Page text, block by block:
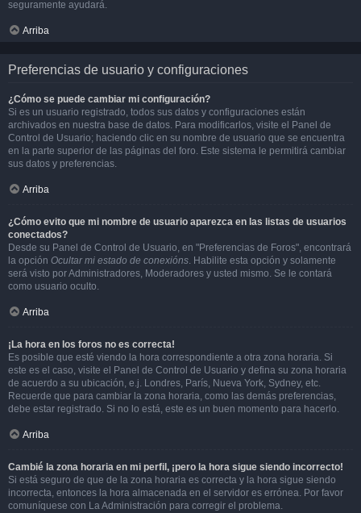
seguramente ayudará.
Arriba
Preferencias de usuario y configuraciones
¿Cómo se puede cambiar mi configuración?
Si es un usuario registrado, todos sus datos y configuraciones están
archivados en nuestra base de datos. Para modificarlos, visite el Panel de
Control de Usuario; haciendo clic en su nombre de usuario que se encuentra
en la parte superior de las páginas del foro. Este sistema le permitirá cambiar
sus datos y preferencias.
Arriba
¿Cómo evito que mi nombre de usuario aparezca en las listas de usuarios
conectados?
Desde su Panel de Control de Usuario, en "Preferencias de Foros", encontrará
la opción Ocultar mi estado de conexións. Habilite esta opción y solamente
será visto por Administradores, Moderadores y usted mismo. Se le contará
como usuario oculto.
Arriba
¡La hora en los foros no es correcta!
Es posible que esté viendo la hora correspondiente a otra zona horaria. Si
este es el caso, visite el Panel de Control de Usuario y defina su zona horaria
de acuerdo a su ubicación, e.j. Londres, París, Nueva York, Sydney, etc.
Recuerde que para cambiar la zona horaria, como las demás preferencias,
debe estar registrado. Si no lo está, este es un buen momento para hacerlo.
Arriba
Cambié la zona horaria en mi perfil, ¡pero la hora sigue siendo incorrecto!
Si está seguro de que de la zona horaria es correcta y la hora sigue siendo
incorrecta, entonces la hora almacenada en el servidor es errónea. Por favor
comuníquese con La Administración para corregir el problema.